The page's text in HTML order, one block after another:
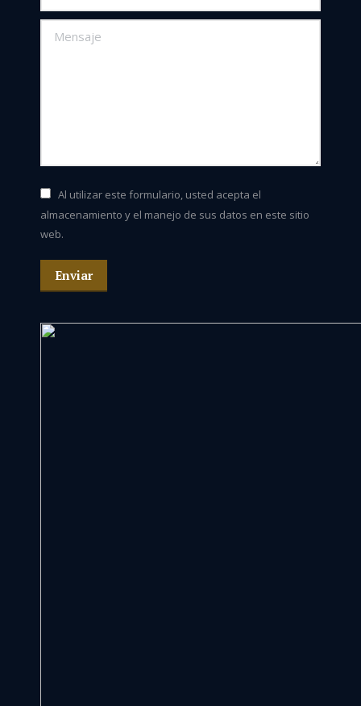
Mensaje
Al utilizar este formulario, usted acepta el
almacenamiento y el manejo de sus datos en este sitio
web.
Enviar